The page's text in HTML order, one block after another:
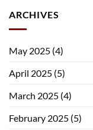
ARCHIVES
May 2025 (4)
April 2025 (5)
March 2025 (4)
February 2025 (5)